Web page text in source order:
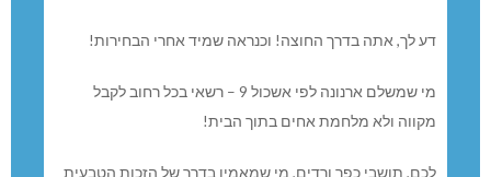
לך, אתה בדרך החוצה! וכנראה שמיד אחרי הבחירות!
מי שמשלם ארנונה לפי אשכול 9 – רשאי בכל רחוב לקבל
ולא מלחמת אחים בתוך הבית!
תושבי כפר ורדים, מי שמאמין בדרך של הזכות הטבעית